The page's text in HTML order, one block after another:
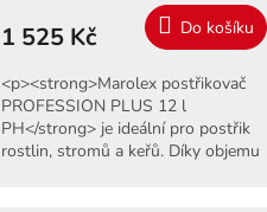
1 525 Kč Do košíku
<p><strong>Marolex postřikovač
PROFESSION PLUS 12 l
PH</strong> je ideální pro postřik
rostlin, stromů a keřů. Díky objemu